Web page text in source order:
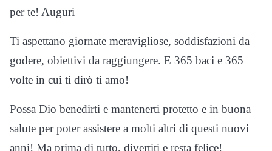
per te! Auguri
Ti aspettano giornate meravigliose, soddisfazioni da
godere, obiettivi da raggiungere. E 365 baci e 365
volte in cui ti dirò ti amo!
Possa Dio benedirti e mantenerti protetto e in buona
salute per poter assistere a molti altri di questi nuovi
anni! Ma prima di tutto, divertiti e resta felice!